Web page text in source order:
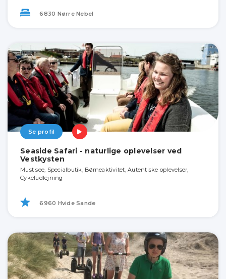
6830 Nørre Nebel
Se profil
Seaside Safari - naturlige oplevelser ved
Vestkysten
Must see, Specialbutik, Børneaktivitet, Autentiske oplevelser,
Cykeludlejning
6960 Hvide Sande